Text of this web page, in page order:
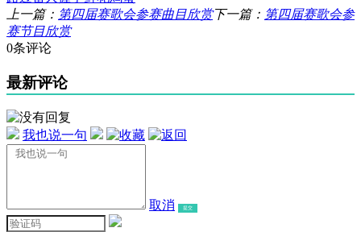
上一篇： 第四届赛歌会参赛曲目欣赏下一篇： 第四届赛歌会参
赛节目欣赏
0条评论
最新评论
我也说一句
取消 提交